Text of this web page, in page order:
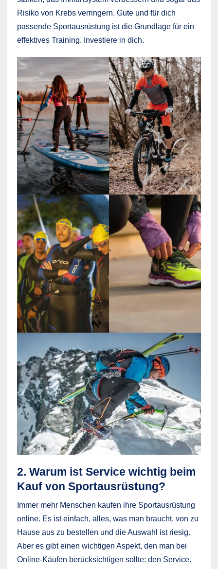
Risiko von Krebs verringern. Gute und für dich
passende Sportausrüstung ist die Grundlage für ein
effektives Training. Investiere in dich.
2. Warum ist Service wichtig beim
Kauf von Sportausrüstung?
Immer mehr Menschen kaufen ihre Sportausrüstung
online. Es ist einfach, alles, was man braucht, von zu
Hause aus zu bestellen und die Auswahl ist riesig.
Aber es gibt einen wichtigen Aspekt, den man bei
Online-Käufen berücksichtigen sollte: den Service.